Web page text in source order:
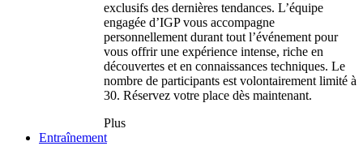
exclusifs des dernières tendances. L’équipe
engagée d’IGP vous accompagne
personnellement durant tout l’événement pour
vous offrir une expérience intense, riche en
découvertes et en connaissances techniques. Le
nombre de participants est volontairement limité à
30. Réservez votre place dès maintenant.
Plus
Entraînement